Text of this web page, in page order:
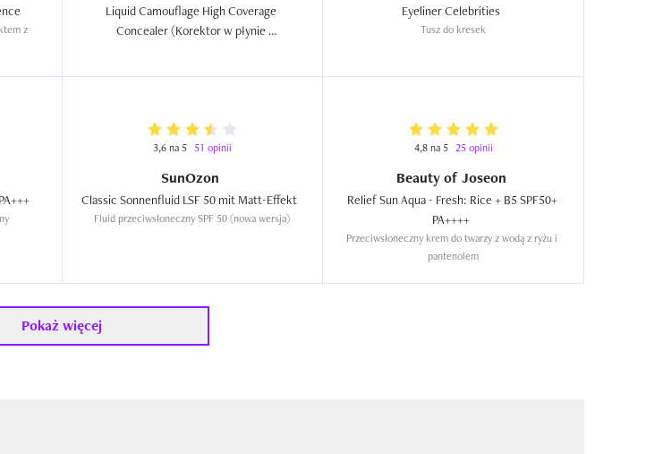
z
Liquid Camouflage High Coverage
Concealer (Korektor w płynie
Tusz do kresek
3,6 na 5 51 opinii
SunOzon
Fluid przeciwsłoneczny SPF 50 (nowa wersja)
4,8 na 5 25 opinii
Beauty of Joseon
Relief Sun Aqua - Fresh: Rice + B5 SPF50+
Przeciwsłoneczny krem do twarzy z wodą z ryżu i
pantenolem
Pokaż więcej